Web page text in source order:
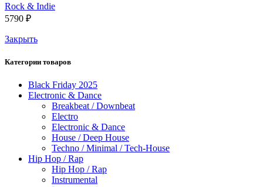
Rock & Indie
5790 ₽
Закрыть
Категории товаров
Black Friday 2025
Electronic & Dance
Breakbeat / Downbeat
Electro
Electronic & Dance
House / Deep House
Techno / Minimal / Tech-House
Hip Hop / Rap
Hip Hop / Rap
Instrumental